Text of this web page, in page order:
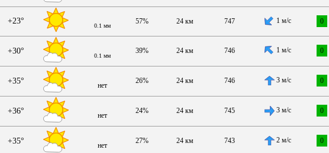
+23°
0.1 мм
57% 24 км 747 1 м/с 0
+30°
0.1 мм
39% 24 км 746 1 м/с 0
+35° нет
26% 24 км 746 3 м/с 0
+36° нет
24% 24 км 745 3 м/с 0
+35° нет
27% 24 км 743 2 м/с 0